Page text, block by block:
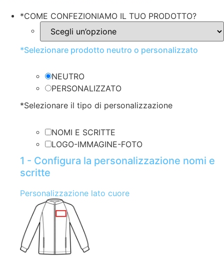
originale
era:
€34.14.
attuale
è:
€23.99.
*COME CONFEZIONIAMO IL TUO PRODOTTO?
*Selezionare prodotto neutro o personalizzato
NEUTRO
PERSONALIZZATO
*Selezionare il tipo di personalizzazione
NOMI E SCRITTE
LOGO-IMMAGINE-FOTO
1 - Configura la personalizzazione nomi e
scritte
Personalizzazione lato cuore